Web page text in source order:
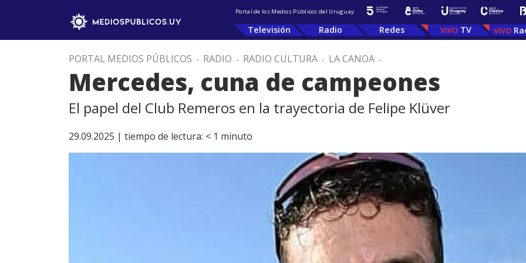
Portal de los Medios Públicos del Uruguay
Televisión Radio Redes TV
PORTAL MEDIOS PÚBLICOS . RADIO . RADIO CULTURA . LA CANOA .
Mercedes, cuna de campeones
El papel del Club Remeros en la trayectoria de Felipe Klüver
29.09.2025 | tiempo de lectura: < 1 minuto